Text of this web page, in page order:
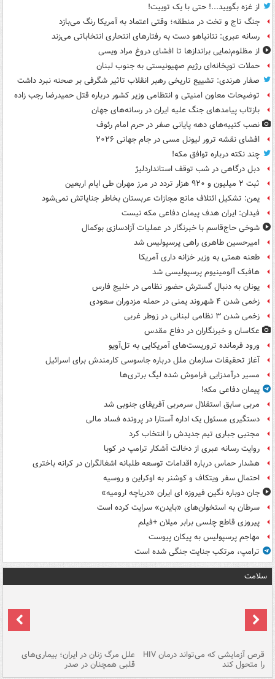
از غزه بگویید...! حتی با یک توییت!
جنگ تاج و تخت در منطقه؛ وقتی اعتماد به آمریکا رنگ می‌بازد
رسانه عبری: نتانیاهو دست به رفتارهای انتحاری انتخاباتی می‌زند
از مظلوم‌نمایی براندازها تا افشای دروغ مراد ویسی
حملات توپخانه‌ای رژیم صهیونیستی به جنوب لبنان
صفار هرندی: تشییع تاریخی رهبر انقلاب تاثیر شگرفی بر صحنه نبرد داشت
توضیحات معاون امنیتی و انتظامی وزیر کشور درباره قتل حمیدرضا رجب زاده
بازتاب پیامدهای جنگ علیه ایران در رسانه‌های جهان
نصب کتیبه‌های دهه پایانی صفر در حرم امام رئوف
افشای نقشه ترور لیونل مسی در جام جهانی ۲۰۲۶
چند نکته درباره توافق مکه!
دبل درگاهی در شب توقف استانداردلیژ
ثبت ۲ میلیون و ۹۲۰ هزار تردد در مرز مهران طی ایام اربعین
یمن: تشکیل ائتلاف مانع مجازات عربستان بخاطر جنایاتش نمی‌شود
فیدان: ایران هدف پیمان دفاعی مکه نیست
شوخی حاج‌قاسم با خبرنگار در عملیات آزادسازی بوکمال
امیرحسین طاهری راهی پرسپولیس شد
طعنه همتی به وزیر خزانه داری آمریکا
هافبک آلومینیوم پرسپولیسی شد
یونان به دنبال گسترش حضور نظامی در خلیج فارس
زخمی شدن ۴ شهروند یمنی در حمله مزدوران سعودی
زخمی شدن ۳ نظامی لبنانی در زوطر غربی
عکاسان و خبرنگاران در دفاع مقدس
ورود فرمانده تروریست‌های آمریکایی به تل‌آویو
آغاز تحقیقات سازمان ملل درباره جاسوسی کارمندش برای اسرائیل
مسیر درآمدزایی فراموش شده لیگ برتری‌ها
پیمان دفاعی مکه!
مربی سابق استقلال سرمربی آفریقای جنوبی شد
دستگیری مسئول یک اداره آستارا در پرونده فساد مالی
مجتبی جباری تیم جدیدش را انتخاب کرد
روایت رسانه عبری از دخالت آشکار ترامپ در کوبا
هشدار حماس درباره اقدامات توسعه طلبانه اشغالگران در کرانه باختری
احتمال سفر ویتکاف و کوشنر به اوکراین و روسیه
جان دوباره نگین فیروزه ای ایران «دریاچه ارومیه»
سرطان به استخوان‌های «بایدن» سرایت کرده است
پیروزی قاطع چلسی برابر میلان +فیلم
مهاجم پرسپولیس به پیکان پیوست
ترامپ، مرتکب جنایت جنگی شده است
سلامت
قرص آزمایشی که می‌تواند درمان HIV
را متحول کند
علل مرگ زنان در ایران؛ بیماری‌های
قلبی همچنان در صدر